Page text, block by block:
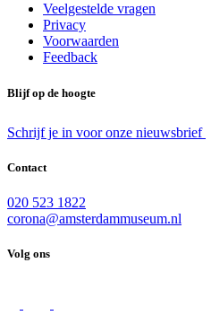
Veelgestelde vragen
Privacy
Voorwaarden
Feedback
Blijf op de hoogte
Schrijf je in voor onze nieuwsbrief
Contact
020 523 1822
corona@amsterdammuseum.nl
Volg ons